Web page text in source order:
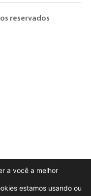
reservados
a você a melhor
estamos usando ou